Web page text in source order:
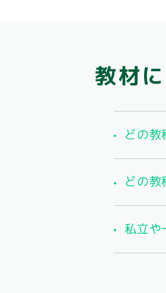
教材
どの教
どの教
私立や